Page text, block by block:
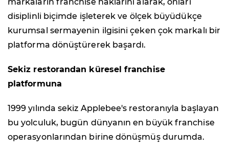
disiplinli biçimde işleterek ve ölçek büyüdükçe
kurumsal sermayenin ilgisini çeken çok markalı bir
platforma dönüştürerek başardı.
Sekiz restorandan küresel franchise
platformuna
1999 yılında sekiz Applebee's restoranıyla başlayan
bu yolculuk, bugün dünyanın en büyük franchise
operasyonlarından birine dönüşmüş durumda.